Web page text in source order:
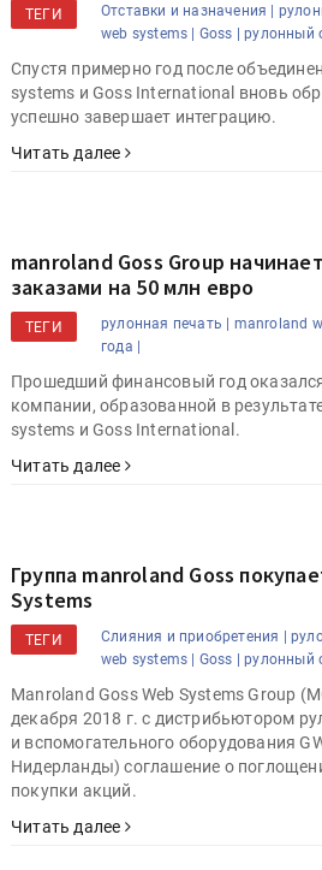
ТЕГИ Отставки и назначения |
web systems | Goss | рулонный
Спустя примерно год после
systems и Goss International вновь
успешно завершает интеграцию.
Читать далее
manroland Goss Group
заказами на 50 млн евро
ТЕГИ рулонная печать | manroland
года |
Прошедший финансовый год
компании, образованной в
systems и Goss International.
Читать далее
Группа manroland Goss
Systems
ТЕГИ Слияния и приобретения |
web systems | Goss | рулонный
Manroland Goss Web Systems Group
декабря 2018 г. с дистрибьютором
и вспомогательного оборудования
Нидерланды) соглашение о
покупки акций.
Читать далее